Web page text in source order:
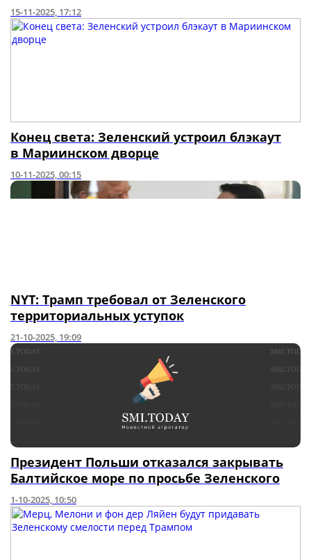
15-11-2025, 17:12
Конец света: Зеленский устроил блэкаут
в Мариинском дворце
10-11-2025, 00:15
NYT: Трамп требовал от Зеленского
территориальных уступок
21-10-2025, 19:09
Президент Польши отказался закрывать
Балтийское море по просьбе Зеленского
1-10-2025, 10:50